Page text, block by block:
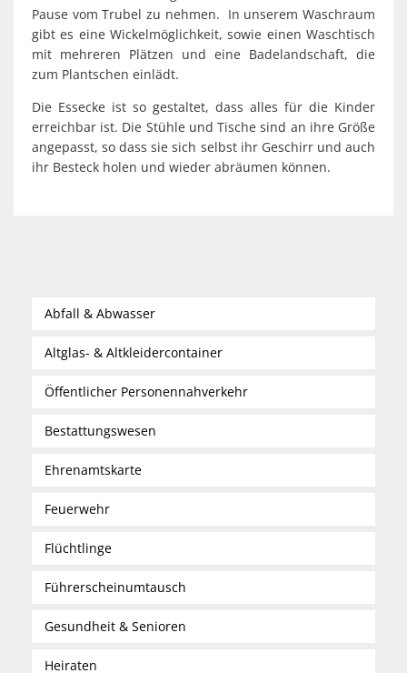
Pause vom Trubel zu nehmen. In unserem Waschraum
gibt es eine Wickelmöglichkeit, sowie einen Waschtisch
mit mehreren Plätzen und eine Badelandschaft, die
zum Plantschen einlädt.
Die Essecke ist so gestaltet, dass alles für die Kinder
erreichbar ist. Die Stühle und Tische sind an ihre Größe
angepasst, so dass sie sich selbst ihr Geschirr und auch
ihr Besteck holen und wieder abräumen können.
Abfall & Abwasser
Altglas- & Altkleidercontainer
Öffentlicher Personennahverkehr
Bestattungswesen
Ehrenamtskarte
Feuerwehr
Flüchtlinge
Führerscheinumtausch
Gesundheit & Senioren
Heiraten